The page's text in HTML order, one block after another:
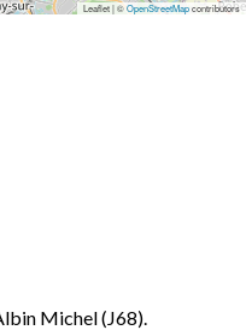
Leaflet | ©OpenStreetMapcontributors
Michel (J68).